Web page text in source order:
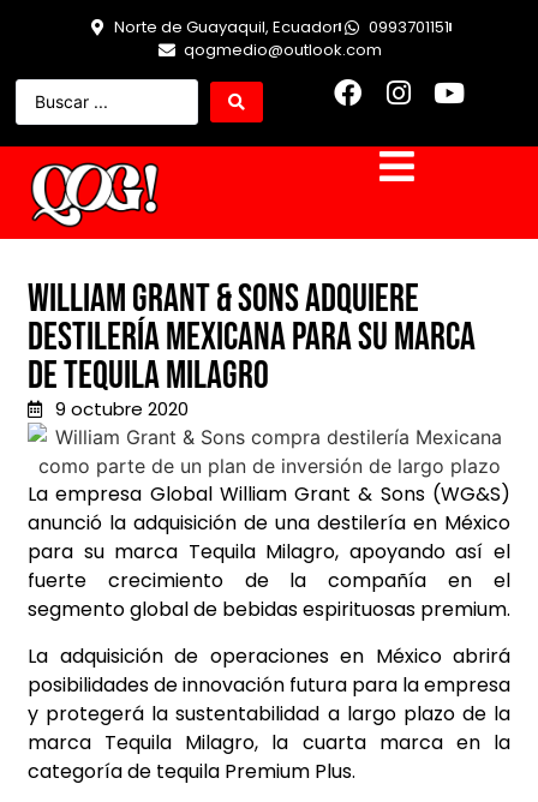
Norte de Guayaquil, Ecuador
0993701151
qogmedio@outlook.com
William Grant & Sons adquiere
destilería mexicana para su marca
de Tequila Milagro
9 octubre 2020
La empresa Global William Grant & Sons (WG&S)
anunció la adquisición de una destilería en México
para su marca Tequila Milagro, apoyando así el
fuerte crecimiento de la compañía en el
segmento global de bebidas espirituosas premium.
La adquisición de operaciones en México abrirá
posibilidades de innovación futura para la empresa
y protegerá la sustentabilidad a largo plazo de la
marca Tequila Milagro, la cuarta marca en la
categoría de tequila Premium Plus.